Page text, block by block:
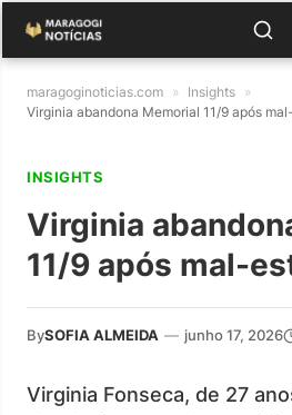
maragoginoticias.com » Insights »
Virginia abandona Memorial 11/9 após
INSIGHTS
Virginia
11/9 após mal-
BySOFIA ALMEIDA — junho 17, 2026
Virginia Fonseca, de 27